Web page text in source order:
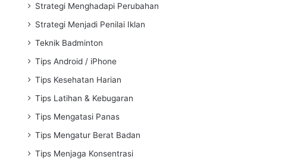
Strategi Menghadapi Perubahan
Strategi Menjadi Penilai Iklan
Teknik Badminton
Tips Android / iPhone
Tips Kesehatan Harian
Tips Latihan & Kebugaran
Tips Mengatasi Panas
Tips Mengatur Berat Badan
Tips Menjaga Konsentrasi